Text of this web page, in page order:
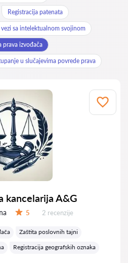
Registracija patenata
sa intelektualnom svojinom
prava izvođača
u slučajevima povrede prava
kancelarija A&G
5 Recenzija:
2 recenzije
Zaštita poslovnih tajni
Registracija geografskih oznaka